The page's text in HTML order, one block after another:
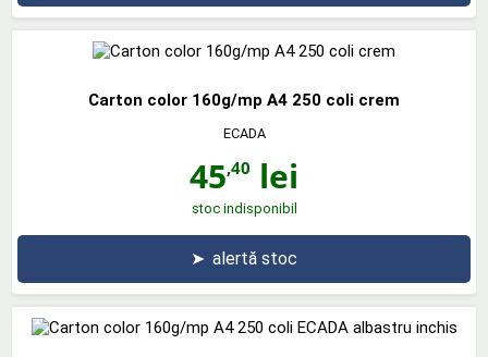
Carton color 160g/mp A4 250 coli crem
ECADA
45,40 lei
stoc indisponibil
➤ alertă stoc